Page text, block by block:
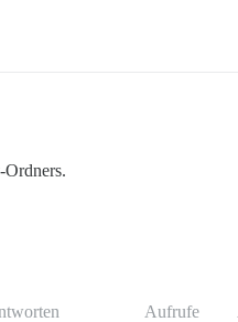
Aufrufe